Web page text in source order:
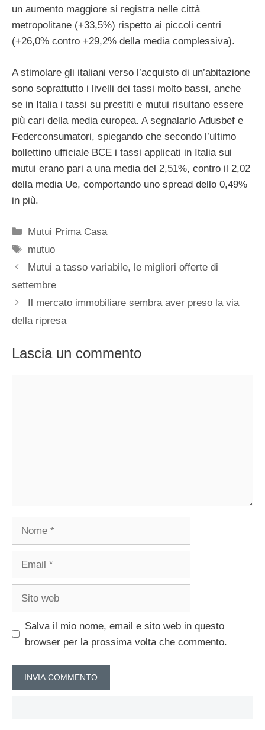
un aumento maggiore si registra nelle città
metropolitane (+33,5%) rispetto ai piccoli centri
(+26,0% contro +29,2% della media complessiva).
A stimolare gli italiani verso l’acquisto di un’abitazione
sono soprattutto i livelli dei tassi molto bassi, anche
se in Italia i tassi su prestiti e mutui risultano essere
più cari della media europea. A segnalarlo Adusbef e
Federconsumatori, spiegando che secondo l’ultimo
bollettino ufficiale BCE i tassi applicati in Italia sui
mutui erano pari a una media del 2,51%, contro il 2,02
della media Ue, comportando uno spread dello 0,49%
in più.
Categorie
Mutui Prima Casa
Tag
mutuo
Mutui a tasso variabile, le migliori offerte di
settembre
Il mercato immobiliare sembra aver preso la via
della ripresa
Lascia un commento
Salva il mio nome, email e sito web in questo
browser per la prossima volta che commento.